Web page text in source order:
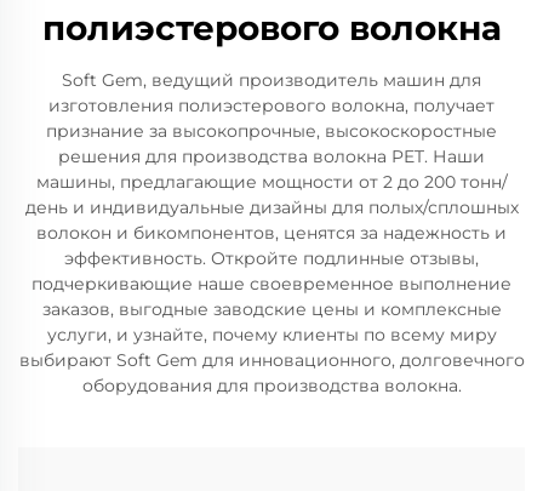
полиэстерового волокна
Soft Gem, ведущий производитель машин для
изготовления полиэстерового волокна, получает
признание за высокопрочные, высокоскоростные
решения для производства волокна PET. Наши
машины, предлагающие мощности от 2 до 200 тонн/
день и индивидуальные дизайны для полых/сплошных
волокон и бикомпонентов, ценятся за надежность и
эффективность. Откройте подлинные отзывы,
подчеркивающие наше своевременное выполнение
заказов, выгодные заводские цены и комплексные
услуги, и узнайте, почему клиенты по всему миру
выбирают Soft Gem для инновационного, долговечного
оборудования для производства волокна.